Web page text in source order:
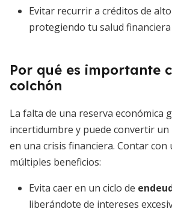
Evitar recurrir a créditos de
protegiendo tu salud
Por qué es importante
colchón
La falta de una reserva económica
incertidumbre y puede convertir
en una crisis financiera. Contar con
múltiples beneficios:
Evita caer en un ciclo de
liberándote de intereses